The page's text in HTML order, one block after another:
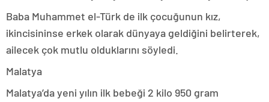
Baba Muhammet el-Türk de ilk çocuğunun kız,
ikincisininse erkek olarak dünyaya geldiğini belirterek,
ailecek çok mutlu olduklarını söyledi.
Malatya
Malatya’da yeni yılın ilk bebeği 2 kilo 950 gram